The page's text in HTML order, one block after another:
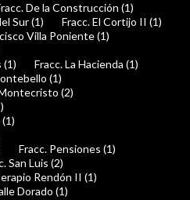
De la Construcción (1)
Sur (1)
Fracc. El Cortijo II (1)
Villa Poniente (1)
(1)
Fracc. La Hacienda (1)
(1)
(2)
Fracc. Pensiones (1)
San Luis (2)
Rendón II (1)
Dorado (1)